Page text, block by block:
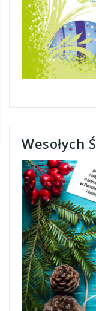
Wesołych